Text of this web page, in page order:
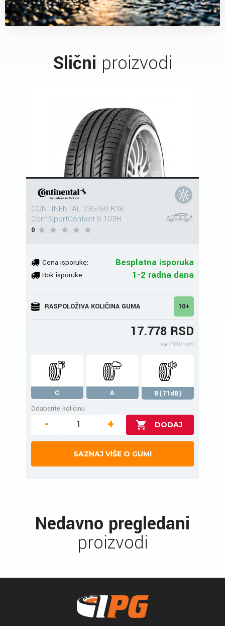
Slični proizvodi
CONTINENTAL 235/60 R18
ContiSportContact 5 103H
0
Cena isporuke: Besplatna isporuka
Rok isporuke: 1-2 radna dana
RASPOLOŽIVA KOLIČINA GUMA 10+
17.778 RSD
sa PDV-om
C A
B(71dB)
Odaberite količinu
- +
SAZNAJ VIŠE O GUMI
Nedavno pregledani
proizvodi